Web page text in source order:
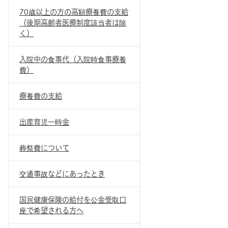
70歳以上の方の高額療養費の支給
（後期高齢者医療制度該当者は除
く）
入院中の食事代（入院時食事療養
費）
療養費の支給
出産育児一時金
葬祭費について
交通事故などにあったとき
国民健康保険の給付を公金受取口
座で希望される方へ